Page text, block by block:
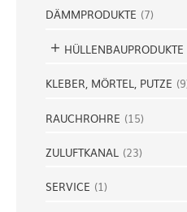
DÄMMPRODUKTE (7)
HÜLLENBAUPRODUKTE
KLEBER, MÖRTEL, PUTZE (9
RAUCHROHRE (15)
ZULUFTKANAL (23)
SERVICE (1)